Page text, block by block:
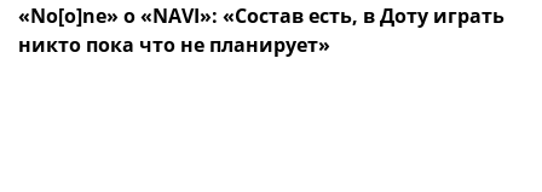
«No[o]ne» о «NAVI»: «Состав есть, в Доту играть
никто пока что не планирует»